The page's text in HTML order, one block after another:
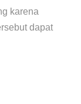
karena
dapat